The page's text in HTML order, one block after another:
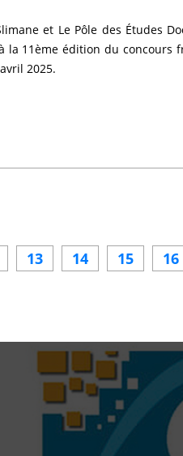
et Le Pôle des Études
la 11ème édition du concours
2025.
13 14 15 16